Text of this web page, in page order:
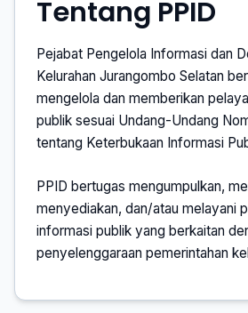
Tentang PPID
Pejabat Pengelola Informasi dan
Kelurahan Jurangombo Selatan
mengelola dan memberikan
publik sesuai Undang-Undang
tentang Keterbukaan Informasi
PPID bertugas mengumpulkan,
menyediakan, dan/atau melayani
informasi publik yang berkaitan
penyelenggaraan pemerintahan